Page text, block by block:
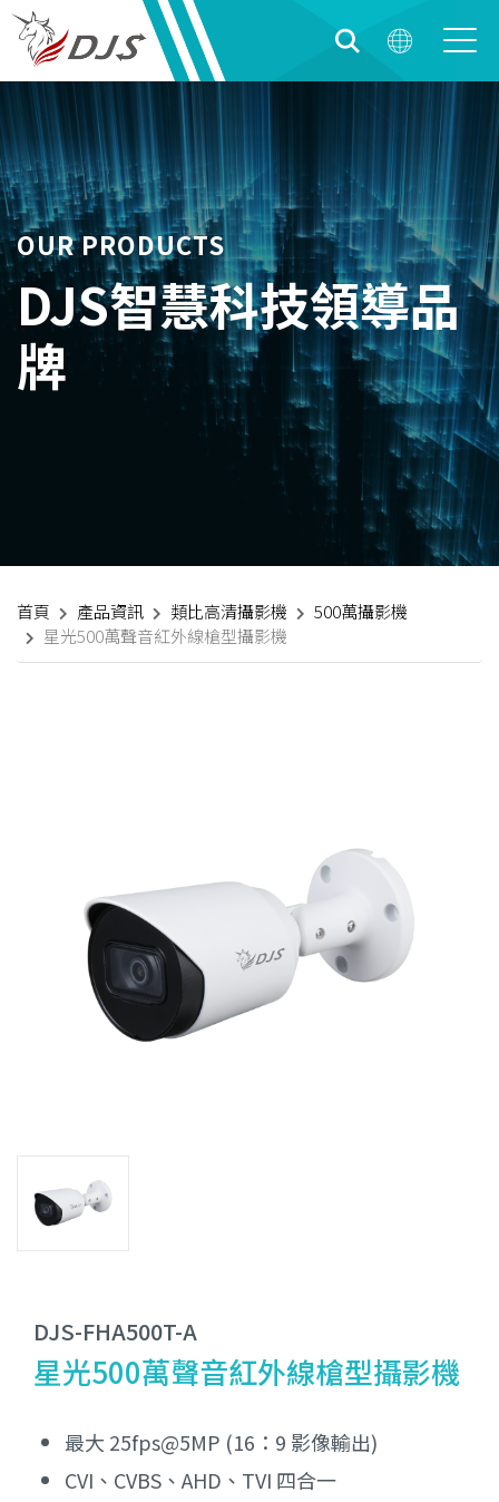
OUR PRODUCTS
DJS智慧科技領導品
牌
首頁 產品資訊 類比高清攝影機
500萬攝影機
星光500萬聲音紅外線槍型攝影機
DJS-FHA500T-A
星光500萬聲音紅外線槍型攝影機
最大 25fps@5MP (16：9 影像輸出)
CVI、CVBS、AHD、TVI 四合一